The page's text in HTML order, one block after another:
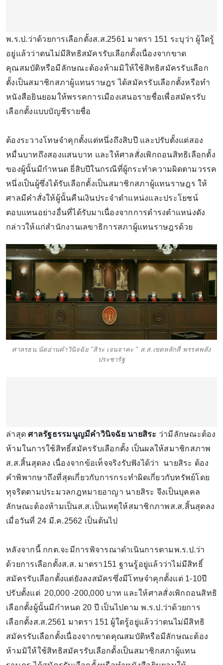
พ.ร.ป.ว่าด้วยการเลือกตั้งส.ส.2561 มาตรา 151 ระบุว่า ผู้ใดรู้
อยู่แล้วว่าตนไม่มีสิทธิสมัครรับเลือกตั้งเนื่องจากขาด
คุณสมบัติหรือมีลักษณะต้องห้ามมิให้ใช้สิทธิสมัครรับเลือก
ตั้งเป็นสมาชิกสภาผู้แทนราษฎร ได้สมัครรับเลือกตั้งหรือทํา
หนังสือยินยอมให้พรรคการเมืองเสนอรายชื่อเพื่อสมัครรับ
เลือกตั้งแบบบัญชีรายชื่อ
ต้องระวางโทษจําคุกตั้งแต่หนึ่งถึงสิบปี และปรับตั้งแต่สอง
หมื่นบาทถึงสองแสนบาท และให้ศาลสั่งเพิกถอนสิทธิเลือกตั้ง
ของผู้นั้นมีกําหนด ยี่สิบปีในกรณีที่ผู้กระทําความผิดตามวรรค
หนึ่งเป็นผู้ซึ่งได้รับเลือกตั้งเป็นสมาชิกสภาผู้แทนราษฎร ให้
ศาลมีคําสั่งให้ผู้นั้นคืนเงินประจําตําแหน่งและประโยชน์
ตอบแทนอย่างอื่นที่ได้รับมาเนื่องจากการดํารงตําแหน่งดัง
กล่าวให้แก่สํานักงานเลขาธิการสภาผู้แทนราษฎรด้วย
ศาลรธน.นัดอ่านคำวินิจฉัย "สิระ เจนจาคะ " ส.ส.เขตหลักสี่ พรรคพลัง
ประชารัฐ
ล่าสุด ศาลรัฐธรรมนูญมีคำวินิจฉัย นายสิระ ว่ามีลักษณะต้อง
ห้ามในการใช้สิทธิ์สมัครรับเลือกตั้ง เป็นผลให้สมาชิกสภาพ
ส.ส.สิ้นสุดลง เนื่องจากข้อเท็จจริงรับฟังได้ว่า นายสิระ ต้อง
คำพิพากษาถึงที่สุดเกี่ยวกับการกระทำผิดเกี่ยวกับทรัพย์โดย
ทุจริตตามประมวลกฎหมายอาญา นายสิระ จึงเป็นบุคคล
ลักษณะต้องห้ามเป็นส.ส.เป็นเหตุให้สมาชิกภาพส.ส.สิ้นสุดลง
เมื่อวันที่ 24 มี.ค.2562 เป็นต้นไป
หลังจากนี้ กกต.จะมีการพิจารณาดำเนินการตามพ.ร.ป.ว่า
ด้วยการเลือกตั้งส.ส. มาตรา151 ฐานรู้อยู่แล้วว่าไม่มีสิทธิ์
สมัครรับเลือกตั้งแต่ยังลงสมัครซึ่งมีโทษจำคุกตั้งแต่ 1-10ปี
ปรับตั้งแต่ 20,000 -200,000 บาท และให้ศาลสั่งเพิกถอนสิทธิ
เลือกตั้งผู้นั้นมีกำหนด 20 ปี เป็นไปตาม พ.ร.ป.ว่าด้วยการ
เลือกตั้งส.ส.2561 มาตรา 151 ผู้ใดรู้อยู่แล้วว่าตนไม่มีสิทธิ
สมัครรับเลือกตั้งเนื่องจากขาดคุณสมบัติหรือมีลักษณะต้อง
ห้ามมิให้ใช้สิทธิสมัครรับเลือกตั้งเป็นสมาชิกสภาผู้แทน